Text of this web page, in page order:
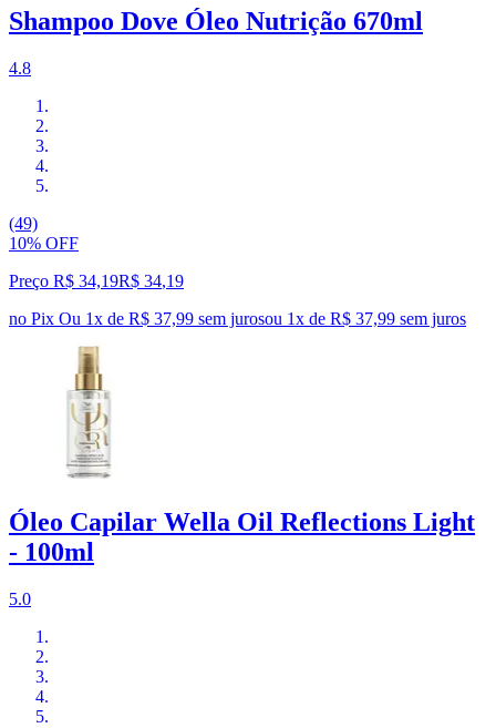
Shampoo Dove Óleo Nutrição 670ml
4.8
(49)
10% OFF
Preço R$ 34,19R$ 34,19
no Pix Ou 1x de R$ 37,99 sem jurosou 1x de R$ 37,99 sem juros
Óleo Capilar Wella Oil Reflections Light
- 100ml
5.0